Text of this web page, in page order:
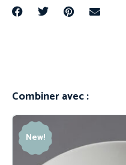
Combiner avec :
New!